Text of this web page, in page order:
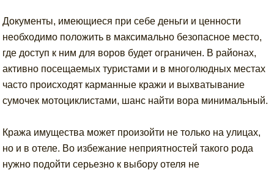
Документы, имеющиеся при себе деньги и ценности
необходимо положить в максимально безопасное место,
где доступ к ним для воров будет ограничен. В районах,
активно посещаемых туристами и в многолюдных местах
часто происходят карманные кражи и выхватывание
сумочек мотоциклистами, шанс найти вора минимальный.
Кража имущества может произойти не только на улицах,
но и в отеле. Во избежание неприятностей такого рода
нужно подойти серьезно к выбору отеля не